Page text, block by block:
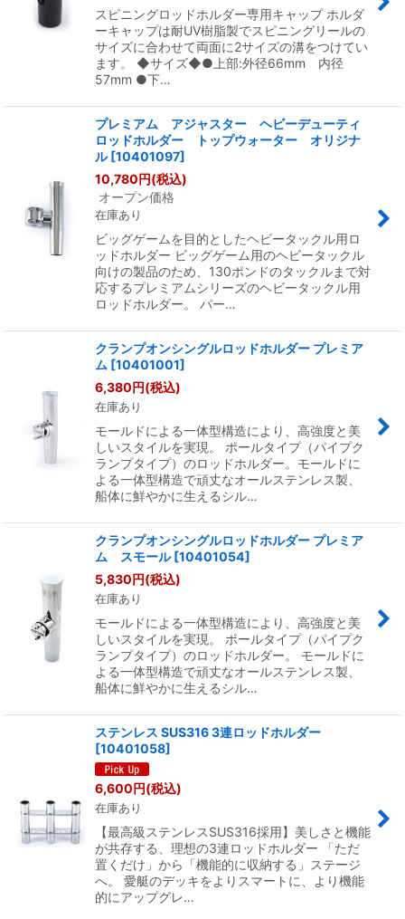
スピニングロッドホルダー専用キャップ ホルダ
ーキャップは耐UV樹脂製でスピニングリールの
サイズに合わせて両面に2サイズの溝をつけてい
ます。 ◆サイズ◆●上部:外径66mm 内径
57mm ●下…
プレミアム アジャスター ヘビーデューティ
ロッドホルダー トップウォーター オリジナ
ル [10401097]
10,780円(税込)
オープン価格
在庫あり
ビッグゲームを目的としたヘビータックル用ロ
ッドホルダー ビッグゲーム用のヘビータックル
向けの製品のため、130ポンドのタックルまで対
応するプレミアムシリーズのヘビータックル用
ロッドホルダー。 パー…
クランプオンシングルロッドホルダー プレミア
ム [10401001]
6,380円(税込)
在庫あり
モールドによる一体型構造により、高強度と美
しいスタイルを実現。 ポールタイプ（パイプク
ランプタイプ）のロッドホルダー。モールドに
よる一体型構造で頑丈なオールステンレス製、
船体に鮮やかに生えるシル…
クランプオンシングルロッドホルダー プレミア
ム スモール [10401054]
5,830円(税込)
在庫あり
モールドによる一体型構造により、高強度と美
しいスタイルを実現。 ポールタイプ（パイプク
ランプタイプ）のロッドホルダー。 モールドに
よる一体型構造で頑丈なオールステンレス製、
船体に鮮やかに生えるシル…
ステンレス SUS316 3連ロッドホルダー
[10401058]
6,600円(税込)
在庫あり
【最高級ステンレスSUS316採用】美しさと機能
が共存する、理想の3連ロッドホルダー 「ただ
置くだけ」から「機能的に収納する」ステージ
へ。 愛艇のデッキをよりスマートに、より機能
的にアップグレ…